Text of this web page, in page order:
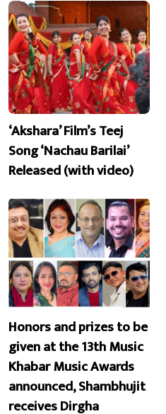
‘Akshara’ Film’s Teej
Song ‘Nachau Barilai’
Released (with video)
Honors and prizes to be
given at the 13th Music
Khabar Music Awards
announced, Shambhujit
receives Dirgha